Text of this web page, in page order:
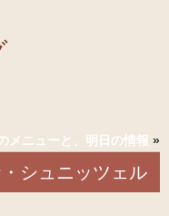
メニューと、明日の情報 »
シュニッツェル